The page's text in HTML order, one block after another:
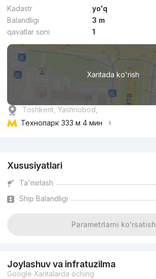
Kadastr
yo'q
Balandligi
3 m
qavatlar soni
1
Xaritada ko'rish
Toshkent, Yashnobod,
Технопарк 333 м 4 мин
Xususiyatlari
Ta'mirlash
Ship Balandligi
Parametrlarni ko'rsatish
Joylashuv va infratuzilma
Google Xaritalarda oching